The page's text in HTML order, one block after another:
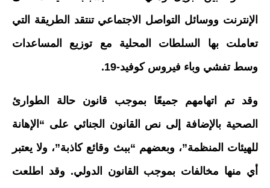
الإنترنت ووسائل التواصل الاجتماعي تنتقد الطريقة التي
تعاملت بها السلطات المحلية مع توزيع المساعدات
وسط تفشي وباء فيروس كوفيد-19.
وقد تم اتهامهم جميعًا بموجب قانون حالة الطوارئ
الصحية بالإضافة إلى نص القانون الجنائي على “الإهانة
للهيئات المنظمة”، وبعضهم “ببث وقائع كاذبة”، ولا يعتبر
أي منها مخالفات بموجب القانون الدولي. وقد اطلعت